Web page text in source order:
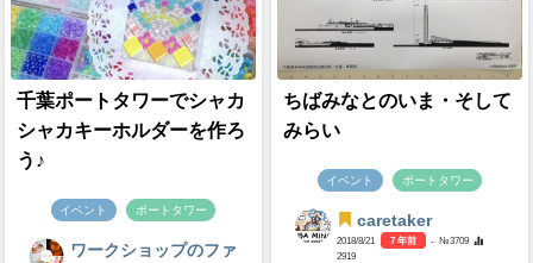
千葉ポートタワーでシャカ
シャカキーホルダーを作ろ
う♪
イベント ポートタワー
ワークショップのファ
ちばみなとのいま・そして
みらい
イベント ポートタワー
caretaker
2018/8/21 7 年前
- №3709
2919